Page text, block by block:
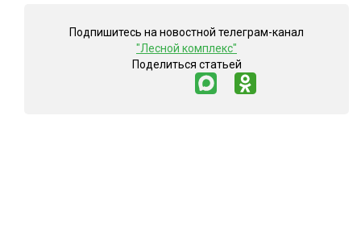
Подпишитесь на новостной телеграм-канал
"Лесной комплекс"
Поделиться статьей